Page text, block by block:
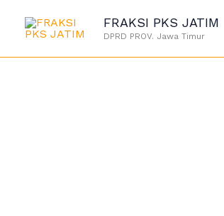
FRAKSI PKS JATIM
DPRD PROV. Jawa Timur